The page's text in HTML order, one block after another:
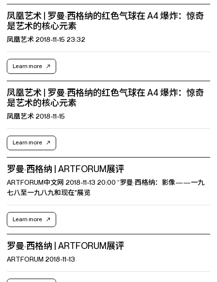
凤凰艺术 | 罗曼·西格纳的红色气球在 A4 爆炸：惊奇
是艺术的核心元素
凤凰艺术 2018-11-15 23:32
Learn more
凤凰艺术 | 罗曼·西格纳的红色气球在 A4 爆炸：惊奇
是艺术的核心元素
凤凰艺术 2018-11-15
Learn more
罗曼·西格纳 | ARTFORUM展评
ARTFORUM中文网 2018-11-13 20:00 “罗曼·西格纳：影像——一九
七八至一九八九和现在"展览
Learn more
罗曼·西格纳 | ARTFORUM展评
ARTFORUM 2018-11-13